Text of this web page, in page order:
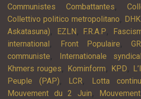
Communistes Combattantes,
Collettivo politico metropolitano,
Askatasuna), EZLN , F.R.A.P,
international , Front Populaire,
communiste, Internationale
Khmers rouges, Kominform, KPD,
Peuple (PAP), LCR, Lotta
Mouvement du 2 Juin,